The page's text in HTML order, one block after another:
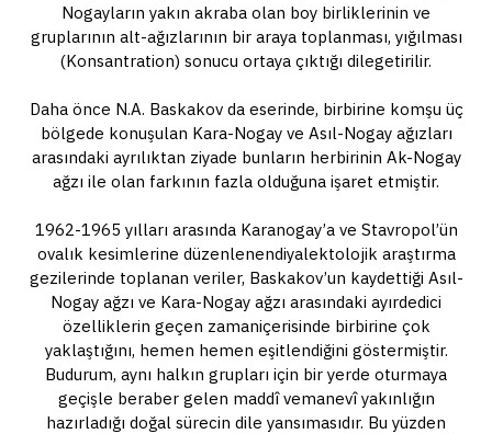
Nogayların yakın akraba olan boy birliklerinin ve
gruplarının alt-ağızlarının bir araya toplanması, yığılması
(Konsantration) sonucu ortaya çıktığı dilegetirilir.
Daha önce N.A. Baskakov da eserinde, birbirine komşu üç
bölgede konuşulan Kara-Nogay ve Asıl-Nogay ağızları
arasındaki ayrılıktan ziyade bunların herbirinin Ak-Nogay
ağzı ile olan farkının fazla olduğuna işaret etmiştir.
1962-1965 yılları arasında Karanogay’a ve Stavropol’ün
ovalık kesimlerine düzenlenendiyalektolojik araştırma
gezilerinde toplanan veriler, Baskakov’un kaydettiği Asıl-
Nogay ağzı ve Kara-Nogay ağzı arasındaki ayırdedici
özelliklerin geçen zamaniçerisinde birbirine çok
yaklaştığını, hemen hemen eşitlendiğini göstermiştir.
Budurum, aynı halkın grupları için bir yerde oturmaya
geçişle beraber gelen maddî vemanevî yakınlığın
hazırladığı doğal sürecin dile yansımasıdır. Bu yüzden